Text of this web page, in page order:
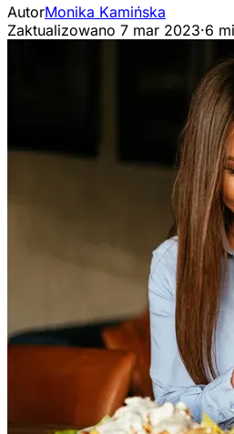
AutorMonika Kamińska
Zaktualizowano 7 mar 2023·6